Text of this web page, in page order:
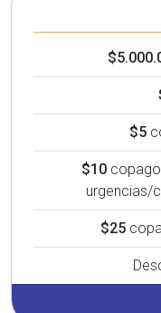
$5
$10copago
urgencias/
$25